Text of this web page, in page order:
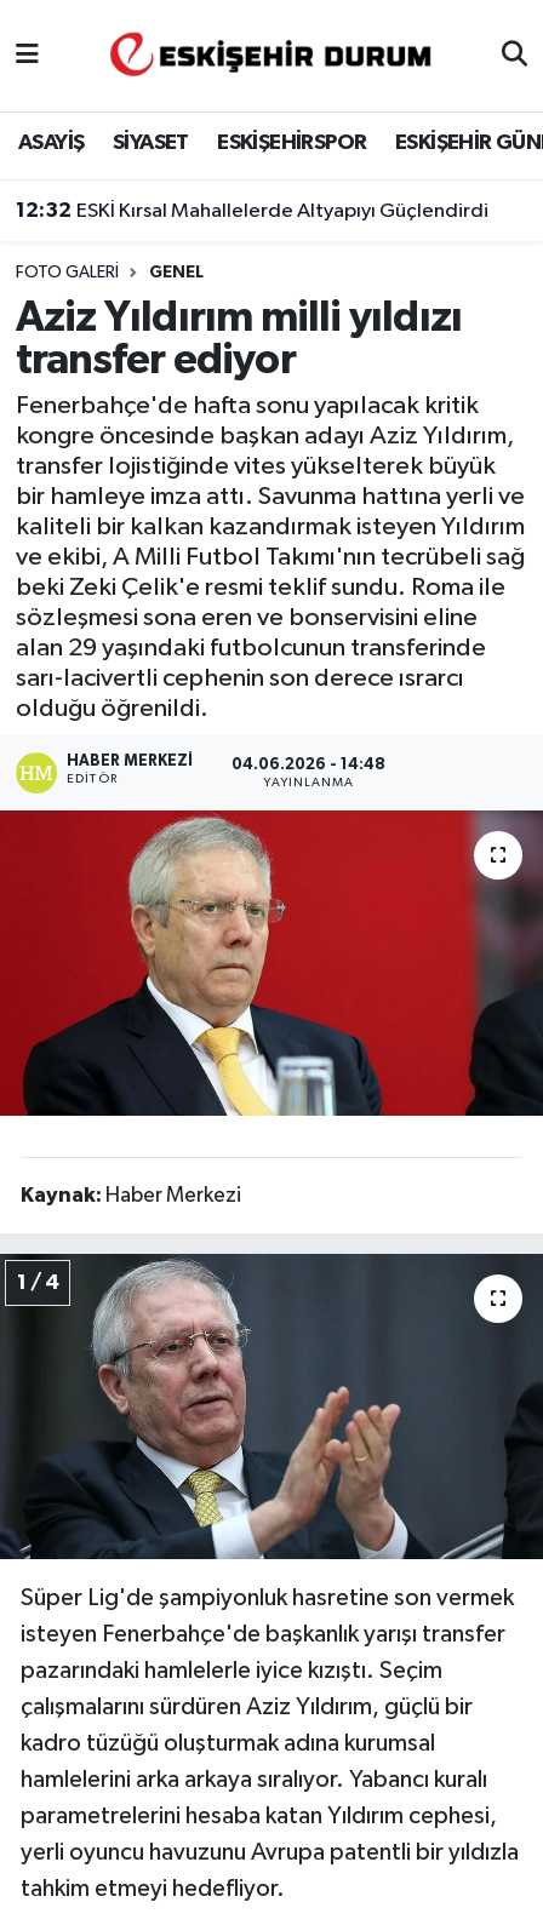
ASAYİŞ SİYASET ESKİŞEHİRSPOR ESKİŞEHİR
12:32 ESKİ Kırsal Mahallelerde Altyapıyı Güçlendirdi
FOTO GALERI GENEL
Aziz Yıldırım milli yıldızı
transfer ediyor
Fenerbahçe'de hafta sonu yapılacak kritik
kongre öncesinde başkan adayı Aziz Yıldırım,
transfer lojistiğinde vites yükselterek büyük
bir hamleye imza attı. Savunma hattına yerli ve
kaliteli bir kalkan kazandırmak isteyen Yıldırım
ve ekibi, A Milli Futbol Takımı'nın tecrübeli sağ
beki Zeki Çelik'e resmi teklif sundu. Roma ile
sözleşmesi sona eren ve bonservisini eline
alan 29 yaşındaki futbolcunun transferinde
sarı-lacivertli cephenin son derece ısrarcı
olduğu öğrenildi.
HABER MERKEZI
EDITÖR
04.06.2026 - 14:48
YAYINLANMA
Kaynak: Haber Merkezi
1 / 4
Süper Lig'de şampiyonluk hasretine son vermek
isteyen Fenerbahçe'de başkanlık yarışı transfer
pazarındaki hamlelerle iyice kızıştı. Seçim
çalışmalarını sürdüren Aziz Yıldırım, güçlü bir
kadro tüzüğü oluşturmak adına kurumsal
hamlelerini arka arkaya sıralıyor. Yabancı kuralı
parametrelerini hesaba katan Yıldırım cephesi,
yerli oyuncu havuzunu Avrupa patentli bir yıldızla
tahkim etmeyi hedefliyor.
Eskişehir Hava Durumu
Eskişehir Namaz Vakitleri
Eskişehir Trafik Yoğunluk Haritası
Süper Lig Puan Durumu ve Fikstür
Tüm Manşetler
Son Dakika Haberleri
Haber Arşivi